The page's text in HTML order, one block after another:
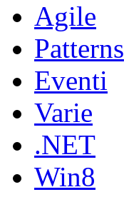
Agile
Patterns
Eventi
Varie
.NET
Win8